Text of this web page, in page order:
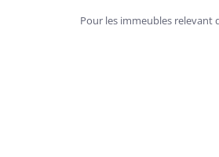
Pour les immeubles relevant